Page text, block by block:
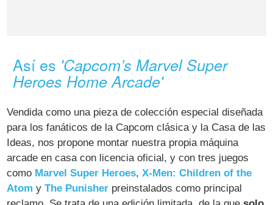
Así es 'Capcom’s Marvel Super
Heroes Home Arcade'
Vendida como una pieza de colección especial diseñada
para los fanáticos de la Capcom clásica y la Casa de las
Ideas, nos propone montar nuestra propia máquina
arcade en casa con licencia oficial, y con tres juegos
como Marvel Super Heroes,X-Men: Children of the
Atom yThe Punisher preinstalados como principal